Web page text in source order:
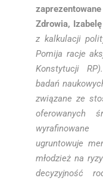
Zdrowia,
z kalkulacji
Pomija racje
Konstytucji
badań
związane ze
oferowanych
ugruntowuje
młodzież na
decyzyjność